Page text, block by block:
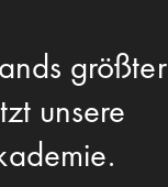
größter
unsere